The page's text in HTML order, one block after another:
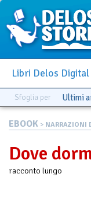
Libri Delos Digital
Sfoglia per Ultimi
EBOOK > NARRAZIONI
Dove
racconto lungo